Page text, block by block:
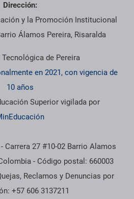
Dirección:
y la Promoción Institucional
Álamos Pereira, Risaralda
Tecnológica de Pereira
en 2021, con vigencia de
10 años
Superior vigilada por
Carrera 27 #10-02 Barrio Alamos
- Código postal: 660003
Reclamos y Denuncias por
+57 606 3137211